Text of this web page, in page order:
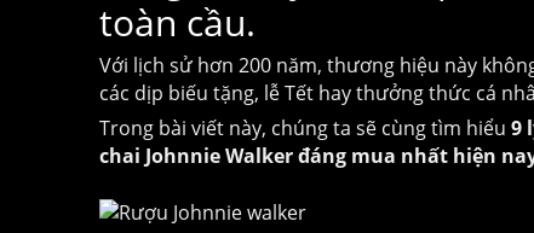
toàn cầu.
Với lịch sử hơn 200 năm, thương hiệu này
các dịp biếu tặng, lễ Tết hay thưởng thức cá
Trong bài viết này, chúng ta sẽ cùng tìm hiểu 9
chai Johnnie Walker đáng mua nhất hiện